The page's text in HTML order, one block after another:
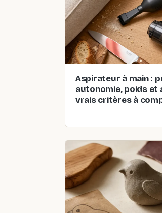
Aspirateur à main :
autonomie, poids et
vrais critères à